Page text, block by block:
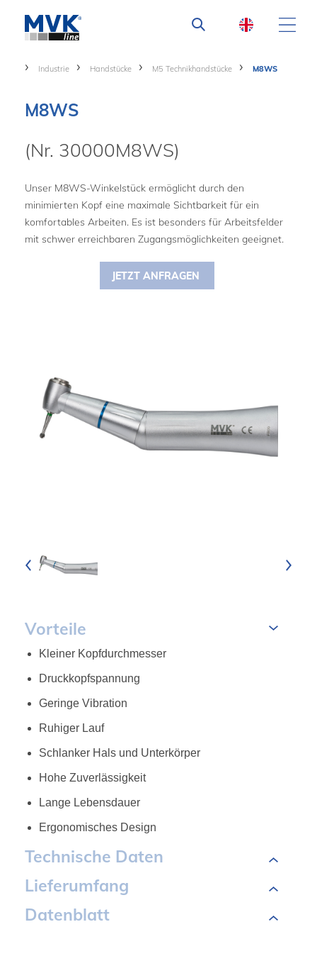
Industrie Handstücke M5 Technikhandstücke M8WS
M8WS
(Nr. 30000M8WS)
Unser M8WS-Winkelstück ermöglicht durch den
minimierten Kopf eine maximale Sichtbarkeit für ein
komfortables Arbeiten. Es ist besonders für Arbeitsfelder
mit schwer erreichbaren Zugangsmöglichkeiten geeignet.
JETZT ANFRAGEN
Vorteile
Kleiner Kopfdurchmesser
Druckkopfspannung
Geringe Vibration
Ruhiger Lauf
Schlanker Hals und Unterkörper
Hohe Zuverlässigkeit
Lange Lebensdauer
Ergonomisches Design
Technische Daten
Lieferumfang
Datenblatt